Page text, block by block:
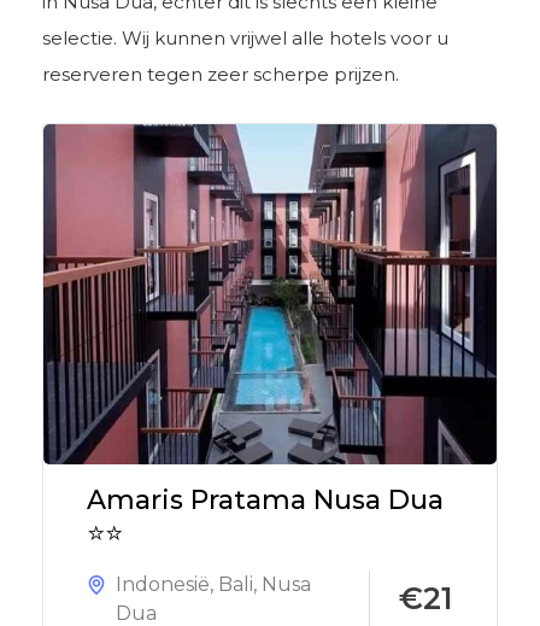
selectie. Wij kunnen vrijwel alle hotels voor u
reserveren tegen zeer scherpe prijzen.
Amaris Pratama Nusa Dua
⭐⭐
Indonesië, Bali, Nusa
Dua
€21